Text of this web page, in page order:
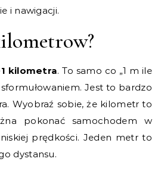
i nawigacji.
kilometra. To samo co „1 m ile
Jest to bardzo
Wyobraź sobie, że kilometr to
pokonać samochodem w
prędkości. Jeden metr to
dystansu.